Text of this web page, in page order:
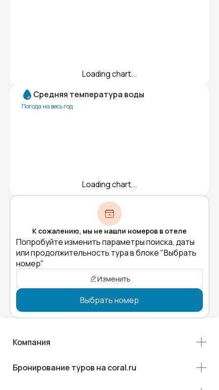
Loading chart...
Средняя температура воды
Погода на весь год
Loading chart...
К сожалению, мы не нашли номеров в отеле
Попробуйте изменить параметры поиска, даты
или продолжительность тура в блоке "Выбрать
номер"
Изменить
Выбрать номер
Компания
Бронирование туров на coral.ru